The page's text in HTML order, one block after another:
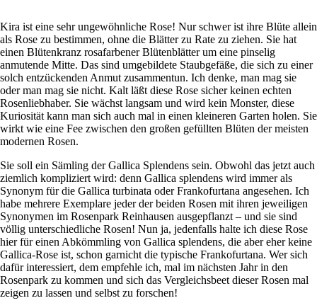
Kira ist eine sehr ungewöhnliche Rose! Nur schwer ist ihre Blüte allein
als Rose zu bestimmen, ohne die Blätter zu Rate zu ziehen. Sie hat
einen Blütenkranz rosafarbener Blütenblätter um eine pinselig
anmutende Mitte. Das sind umgebildete Staubgefäße, die sich zu einer
solch entzückenden Anmut zusammentun. Ich denke, man mag sie
oder man mag sie nicht. Kalt läßt diese Rose sicher keinen echten
Rosenliebhaber. Sie wächst langsam und wird kein Monster, diese
Kuriosität kann man sich auch mal in einen kleineren Garten holen. Sie
wirkt wie eine Fee zwischen den großen gefüllten Blüten der meisten
modernen Rosen.
Sie soll ein Sämling der Gallica Splendens sein. Obwohl das jetzt auch
ziemlich kompliziert wird: denn Gallica splendens wird immer als
Synonym für die Gallica turbinata oder Frankofurtana angesehen. Ich
habe mehrere Exemplare jeder der beiden Rosen mit ihren jeweiligen
Synonymen im Rosenpark Reinhausen ausgepflanzt – und sie sind
völlig unterschiedliche Rosen! Nun ja, jedenfalls halte ich diese Rose
hier für einen Abkömmling von Gallica splendens, die aber eher keine
Gallica-Rose ist, schon garnicht die typische Frankofurtana. Wer sich
dafür interessiert, dem empfehle ich, mal im nächsten Jahr in den
Rosenpark zu kommen und sich das Vergleichsbeet dieser Rosen mal
zeigen zu lassen und selbst zu forschen!